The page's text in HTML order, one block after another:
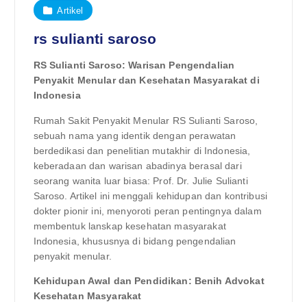
Artikel
rs sulianti saroso
RS Sulianti Saroso: Warisan Pengendalian
Penyakit Menular dan Kesehatan Masyarakat di
Indonesia
Rumah Sakit Penyakit Menular RS Sulianti Saroso,
sebuah nama yang identik dengan perawatan
berdedikasi dan penelitian mutakhir di Indonesia,
keberadaan dan warisan abadinya berasal dari
seorang wanita luar biasa: Prof. Dr. Julie Sulianti
Saroso. Artikel ini menggali kehidupan dan kontribusi
dokter pionir ini, menyoroti peran pentingnya dalam
membentuk lanskap kesehatan masyarakat
Indonesia, khususnya di bidang pengendalian
penyakit menular.
Kehidupan Awal dan Pendidikan: Benih Advokat
Kesehatan Masyarakat